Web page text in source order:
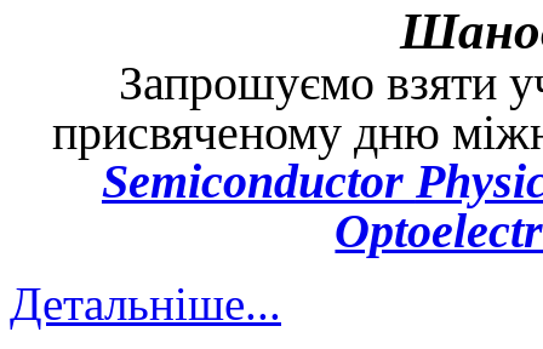
Запрошуємо взяти
присвяченому дню
Semiconductor
Детальніше...